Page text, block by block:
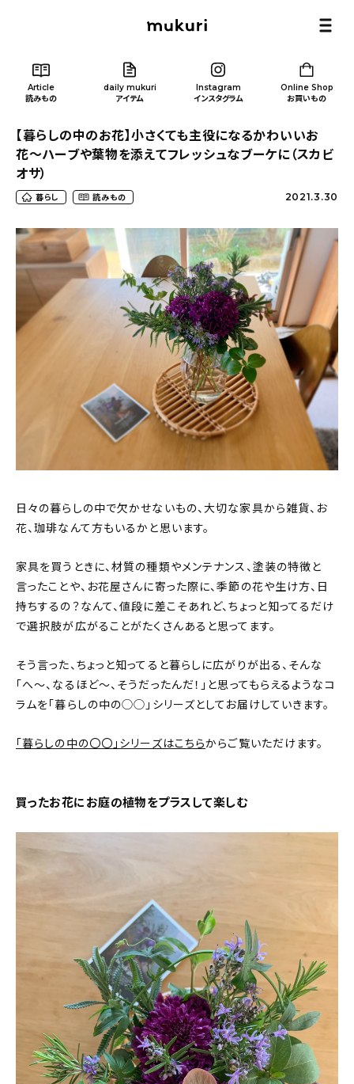
Article
読みもの
daily mukuri
アイテム
Instagram
インスタグラム
Online Shop
お買いもの
カテゴリー一覧
新着記事
収納/掃除
暮らし
daily mukuri/ アイテム
カテゴリー一覧
おすすめの記事
インテリア
日用品
About
【暮らしの中のお花】小さくても主役になるかわいいお
花〜ハーブや葉物を添えてフレッシュなブーケに（スカビ
オサ）
暮らし 読みもの 2021.3.30
日々の暮らしの中で欠かせないもの、大切な家具から雑貨、お
花、珈琲なんて方もいるかと思います。
家具を買うときに、材質の種類やメンテナンス、塗装の特徴と
言ったことや、お花屋さんに寄った際に、季節の花や生け方、日
持ちするの？なんて、値段に差こそあれど、ちょっと知ってるだけ
で選択肢が広がることがたくさんあると思ってます。
そう言った、ちょっと知ってると暮らしに広がりが出る、そんな
「へ〜、なるほど〜、そうだったんだ！」と思ってもらえるようなコ
ラムを「暮らしの中の◯◯」シリーズとしてお届けしていきます。
「暮らしの中の〇〇」シリーズはこちらからご覧いただけます。
買ったお花にお庭の植物をプラスして楽しむ